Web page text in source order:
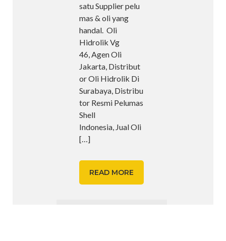
satu Supplier pelu
mas & oli yang
handal. Oli
Hidrolik Vg
46, Agen Oli
Jakarta, Distribut
or Oli Hidrolik Di
Surabaya, Distribu
tor Resmi Pelumas
Shell
Indonesia, Jual Oli
[…]
READ MORE